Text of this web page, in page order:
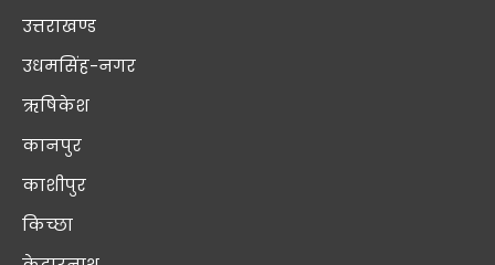
उत्तराखण्ड
उधमसिंह-नगर
ऋषिकेश
कानपुर
काशीपुर
किच्छा